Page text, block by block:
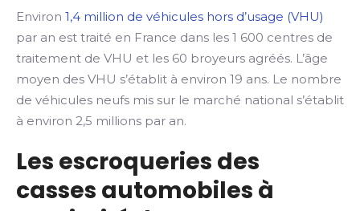
Environ 1,4 million de véhicules hors d’usage (VHU)
par an est traité en France dans les 1 600 centres de
traitement de VHU et les 60 broyeurs agréés. L’âge
moyen des VHU s’établit à environ 19 ans. Le nombre
de véhicules neufs mis sur le marché national s’établit
à environ 2,5 millions par an.
Les escroqueries des
casses automobiles à